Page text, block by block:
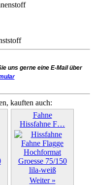
uns gerne eine E-Mail über
kauften auch:
Fahne
Hissfahne F…
Weiter »